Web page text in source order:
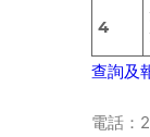
4
查詢及
電話：